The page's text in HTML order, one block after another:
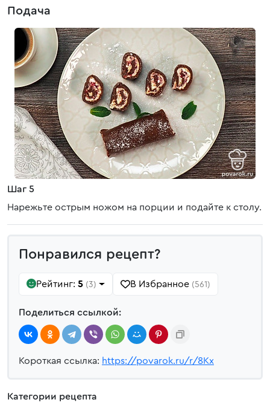
Подача
Шаг 5
Нарежьте острым ножом на порции и подайте к столу.
Понравился рецепт?
Рейтинг: 5 (3) В Избранное (561)
Поделиться ссылкой:
Короткая ссылка: https://povarok.ru/r/8Kx
Категории рецепта